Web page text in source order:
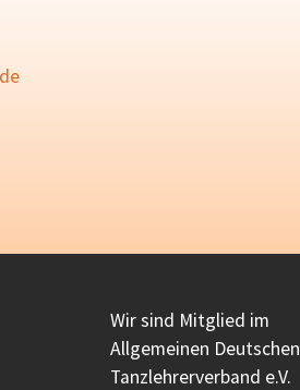
Wir sind Mitglied im
Allgemeinen Deutschen
Tanzlehrerverband e.V.